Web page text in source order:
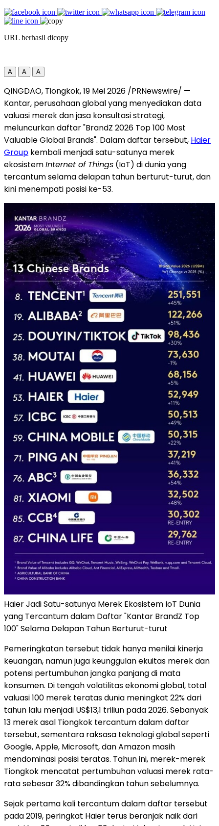
URL berhasil dicopy
A A A
QINGDAO, Tiongkok,19 Mei 2026 /PRNewswire/ —
Kantar, perusahaan global yang menyediakan data
valuasi merek dan jasa konsultasi strategi,
meluncurkan daftar "BrandZ 2026 Top 100 Most
Valuable Global Brands". Dalam daftar tersebut, Haier
Group kembali menjadi satu-satunya merek
ekosistemInternet of Things (IoT) di dunia yang
tercantum selama delapan tahun berturut-turut, dan
kini menempati posisi ke-53.
Haier Jadi Satu-satunya Merek Ekosistem IoT Dunia
yang Tercantum dalam Daftar "Kantar BrandZ Top
100" Selama Delapan Tahun Berturut-turut
Pemeringkatan tersebut tidak hanya menilai kinerja
keuangan, namun juga keunggulan ekuitas merek dan
potensi pertumbuhan jangka panjang di mata
konsumen. Di tengah volatilitas ekonomi global, total
valuasi 100 merek teratas dunia meningkat 22% dari
tahun lalu menjadi US$13,1 triliun pada 2026. Sebanyak
13 merek asal Tiongkok tercantum dalam daftar
tersebut, sementara raksasa teknologi global seperti
Google, Apple, Microsoft, dan Amazon masih
mendominasi posisi teratas. Tahun ini, merek-merek
Tiongkok mencatat pertumbuhan valuasi merek rata-
rata sebesar 32% dibandingkan tahun sebelumnya.
Sejak pertama kali tercantum dalam daftar tersebut
pada 2019, peringkat Haier terus beranjak naik dari